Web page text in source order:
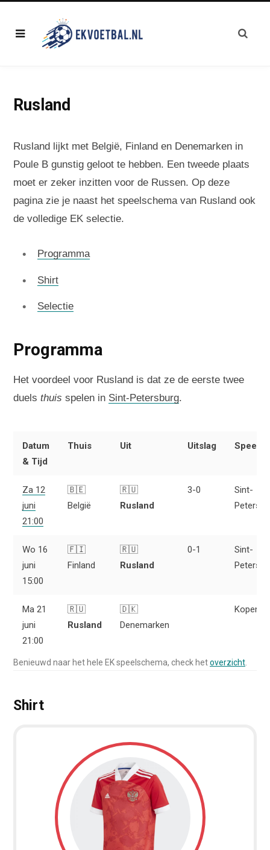
Rusland
Rusland lijkt met België, Finland en Denemarken in
Poule B gunstig geloot te hebben. Een tweede plaats
moet er zeker inzitten voor de Russen. Op deze
pagina zie je naast het speelschema van Rusland ook
de volledige EK selectie.
Programma
Shirt
Selectie
Programma
Het voordeel voor Rusland is dat ze de eerste twee
duels thuis spelen in Sint-Petersburg.
Datum
& Tijd
Thuis Uit Uitslag
Za 12
juni
21:00
🇧🇪
België
🇷🇺
Rusland
3-0
Sint-
Wo 16
juni
15:00
🇫🇮
Finland
🇷🇺
Rusland
0-1
Sint-
Ma 21
juni
21:00
🇷🇺
Rusland
🇩🇰
Denemarken
Benieuwd naar het hele EK speelschema, check hetoverzicht
Shirt